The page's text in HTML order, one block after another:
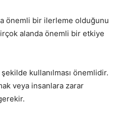
önemli bir ilerleme olduğunu
alanda önemli bir etkiye
kullanılması önemlidir.
veya insanlara zarar